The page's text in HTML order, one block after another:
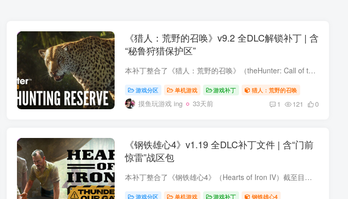
《猎人：荒野的召唤》v9.2 全DLC解锁补丁 | 含
“秘鲁狩猎保护区”
本补丁整合了《猎人：荒野的召唤》（theHunter: Call of the Wild）截至目前所有已发布的DLC扩展内容，包括最新于2026年6月16日正式上线的“秘鲁狩猎保护区”（Peru Hunting Reserve），同步收...
游戏分区 单机游戏 游戏补丁 猎人：荒野的召唤
摸鱼玩游戏 ing 33天前 1 121 0
《钢铁雄心4》v1.19 全DLC补丁文件 | 含“门前
惊雷”战区包
本补丁整合了《钢铁雄心4》（Hearts of Iron IV）截至目前所有已发布的DLC扩展内容，包括最新于2026年6月11日正式上线的“门前惊雷”（Thunder at Our Gates）战区包，同步收录了伴随DLC推出的1...
游戏分区 单机游戏 游戏补丁 钢铁雄心4